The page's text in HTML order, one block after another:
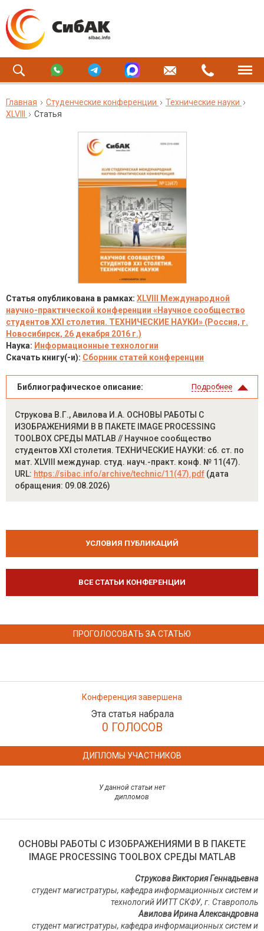
Главная Студенческие конференции
Технические науки
XLVIII
Статья
Статья опубликована в рамках: XLVIII Международной
научно-практической конференции «Научное сообщество
студентов XXI столетия. ТЕХНИЧЕСКИЕ НАУКИ» (Россия, г.
Новосибирск, 26 декабря 2016 г.)
Наука: Информационные технологии
Скачать книгу(-и): Сборник статей конференции
Библиографическое описание: Подробнее
Струкова В.Г., Авилова И.А. ОСНОВЫ РАБОТЫ С
ИЗОБРАЖЕНИЯМИ В В ПАКЕТЕ IMAGE PROCESSING
TOOLBOX СРЕДЫ MATLAB // Научное сообщество
студентов XXI столетия. ТЕХНИЧЕСКИЕ НАУКИ: сб. ст. по
мат. XLVIII междунар. студ. науч.-практ. конф. № 11(47).
URL: https://sibac.info/archive/technic/11(47).pdf (дата
обращения: 09.08.2026)
УСЛОВИЯ ПУБЛИКАЦИЙ
ВСЕ СТАТЬИ КОНФЕРЕНЦИИ
ПРОГОЛОСОВАТЬ ЗА СТАТЬЮ
Конференция завершена
Эта статья набрала
0 ГОЛОСОВ
ДИПЛОМЫ УЧАСТНИКОВ
У данной статьи нет
дипломов
ОСНОВЫ РАБОТЫ С ИЗОБРАЖЕНИЯМИ В В ПАКЕТЕ
IMAGE PROCESSING TOOLBOX СРЕДЫ MATLAB
Струкова Виктория Геннадьевна
студент магистратуры, кафедра информационных систем и
технологий ИИТТ СКФУ, г. Ставрополь
Авилова Ирина Александровна
студент магистратуры, кафедра информационных систем и